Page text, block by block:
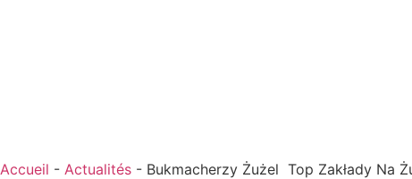
Accueil - Actualités - Bukmacherzy Żużel ️ Top Zakłady Na